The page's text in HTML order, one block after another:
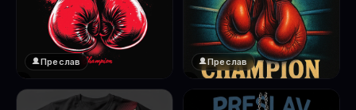
❤️
1
Преслав
❤️
Преслав